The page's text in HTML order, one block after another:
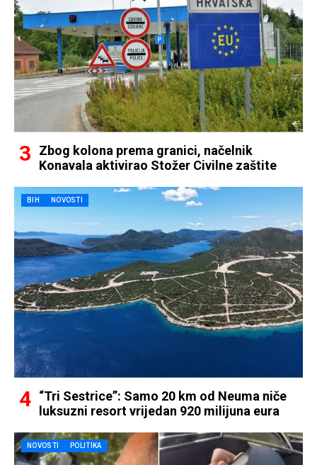
Zbog kolona prema granici, načelnik
Konavala aktivirao Stožer Civilne zaštite
BIH NOVOSTI
“Tri Sestrice”: Samo 20 km od Neuma niče
luksuzni resort vrijedan 920 milijuna eura
NOVOSTI POLITIKA